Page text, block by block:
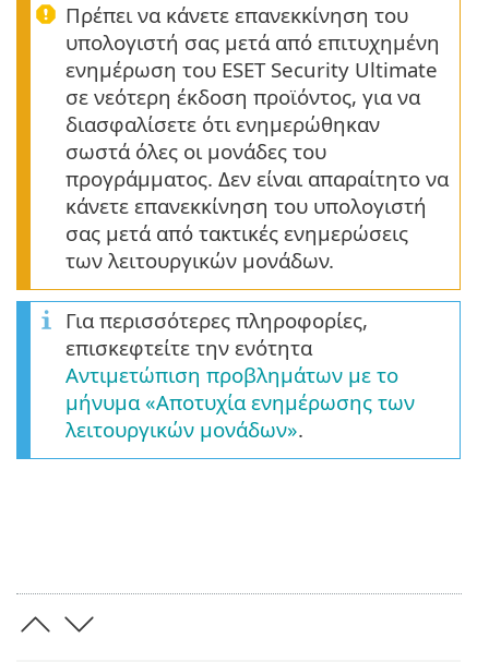
Πρέπει να κάνετε επανεκκίνηση του
υπολογιστή σας μετά από επιτυχημένη
ενημέρωση του ESET Security Ultimate
σε νεότερη έκδοση προϊόντος, για να
διασφαλίσετε ότι ενημερώθηκαν
σωστά όλες οι μονάδες του
προγράμματος. Δεν είναι απαραίτητο να
κάνετε επανεκκίνηση του υπολογιστή
σας μετά από τακτικές ενημερώσεις
των λειτουργικών μονάδων.
Για περισσότερες πληροφορίες,
επισκεφτείτε την ενότητα
Αντιμετώπιση προβλημάτων με το
μήνυμα «Αποτυχία ενημέρωσης των
λειτουργικών μονάδων».